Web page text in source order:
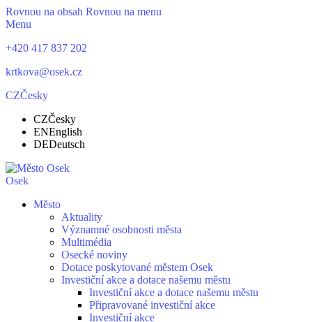
Rovnou na obsah Rovnou na menu
Menu
+420 417 837 202
krtkova@osek.cz
CZČesky
CZČesky
ENEnglish
DEDeutsch
Osek
Město
Aktuality
Významné osobnosti města
Multimédia
Osecké noviny
Dotace poskytované městem Osek
Investiční akce a dotace našemu městu
Investiční akce a dotace našemu městu
Připravované investiční akce
Investiční akce